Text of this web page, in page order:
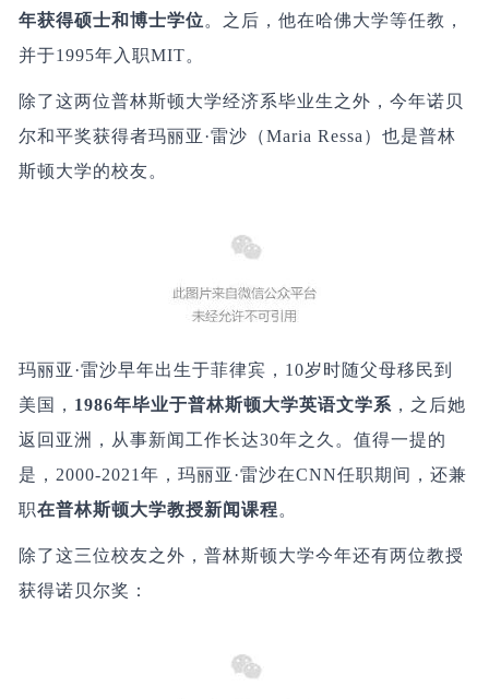
年获得硕士和博士学位。之后，他在哈佛大学等任教，
并于1995年入职MIT。
除了这两位普林斯顿大学经济系毕业生之外，今年诺贝
尔和平奖获得者玛丽亚·雷沙（Maria Ressa）也是普林
斯顿大学的校友。
玛丽亚·雷沙早年出生于菲律宾，10岁时随父母移民到
美国， 1986年毕业于普林斯顿大学英语文学系 ，之后她
返回亚洲，从事新闻工作长达30年之久。值得一提的
是，2000-2021年，玛丽亚·雷沙在CNN任职期间，还兼
职在普林斯顿大学教授新闻课程。
除了这三位校友之外，普林斯顿大学今年还有两位教授
获得诺贝尔奖：